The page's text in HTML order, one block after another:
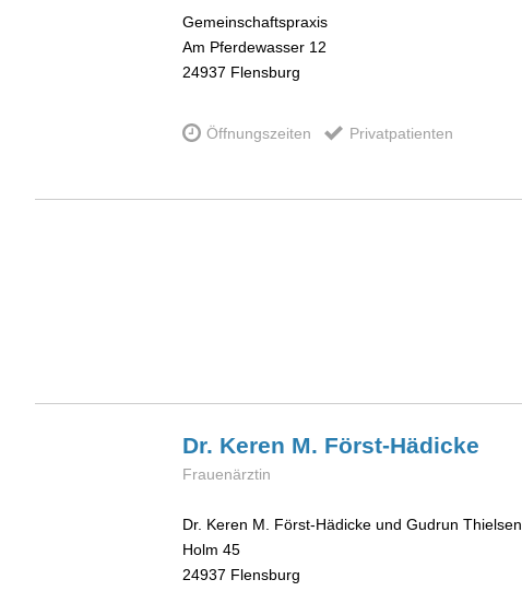
Gemeinschaftspraxis
Am Pferdewasser 12
24937 Flensburg
Öffnungszeiten Privatpatienten
Dr. Keren M. Först-Hädicke
Frauenärztin
Dr. Keren M. Först-Hädicke und Gudrun Thielsen
Holm 45
24937 Flensburg